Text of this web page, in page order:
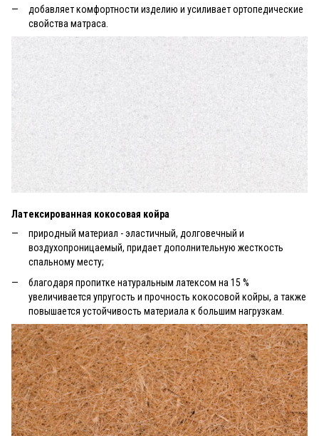
добавляет комфортности изделию и усиливает ортопедические
свойства матраса.
Латексированная кокосовая койра
природный материал - эластичный, долговечный и
воздухопроницаемый, придает дополнительную жесткость
спальному месту;
благодаря пропитке натуральным латексом на 15 %
увеличивается упругость и прочность кокосовой койры, а также
повышается устойчивость материала к большим нагрузкам.